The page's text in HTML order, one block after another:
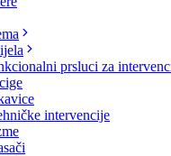
prsluci za
intervencije